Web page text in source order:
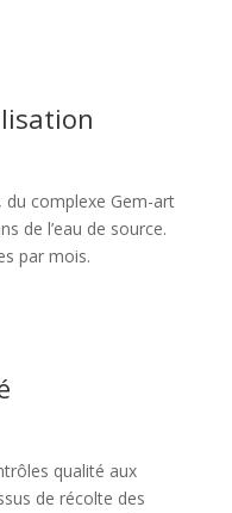
complexe Gem-art
de l’eau de source.
par mois.
qualité aux
de récolte des